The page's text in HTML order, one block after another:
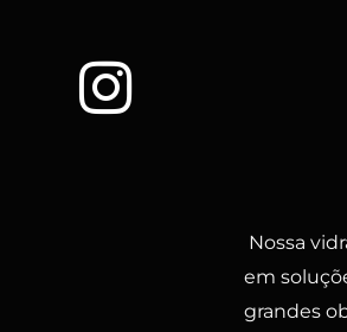
Nossa
em
grandes